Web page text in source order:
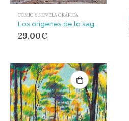
CÓMIC Y NOVELA GRÁFICA
29,00€